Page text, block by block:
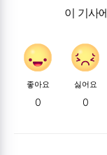
이 기사
좋아요
0
싫어요
0